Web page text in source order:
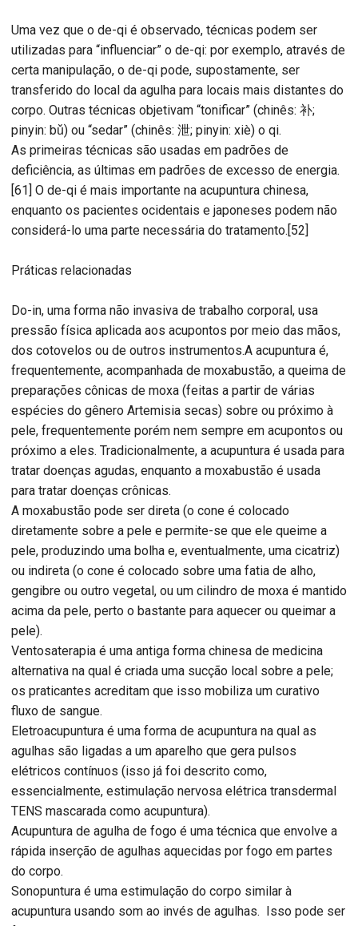
Uma vez que o de-qi é observado, técnicas podem ser
utilizadas para “influenciar” o de-qi: por exemplo, através de
certa manipulação, o de-qi pode, supostamente, ser
transferido do local da agulha para locais mais distantes do
corpo. Outras técnicas objetivam “tonificar” (chinês: 补;
pinyin: bǔ) ou “sedar” (chinês: 泄; pinyin: xiè) o qi.
As primeiras técnicas são usadas em padrões de
deficiência, as últimas em padrões de excesso de energia.
[61] O de-qi é mais importante na acupuntura chinesa,
enquanto os pacientes ocidentais e japoneses podem não
considerá-lo uma parte necessária do tratamento.[52]
Práticas relacionadas
Do-in, uma forma não invasiva de trabalho corporal, usa
pressão física aplicada aos acupontos por meio das mãos,
dos cotovelos ou de outros instrumentos.A acupuntura é,
frequentemente, acompanhada de moxabustão, a queima de
preparações cônicas de moxa (feitas a partir de várias
espécies do gênero Artemisia secas) sobre ou próximo à
pele, frequentemente porém nem sempre em acupontos ou
próximo a eles. Tradicionalmente, a acupuntura é usada para
tratar doenças agudas, enquanto a moxabustão é usada
para tratar doenças crônicas.
A moxabustão pode ser direta (o cone é colocado
diretamente sobre a pele e permite-se que ele queime a
pele, produzindo uma bolha e, eventualmente, uma cicatriz)
ou indireta (o cone é colocado sobre uma fatia de alho,
gengibre ou outro vegetal, ou um cilindro de moxa é mantido
acima da pele, perto o bastante para aquecer ou queimar a
pele).
Ventosaterapia é uma antiga forma chinesa de medicina
alternativa na qual é criada uma sucção local sobre a pele;
os praticantes acreditam que isso mobiliza um curativo
fluxo de sangue.
Eletroacupuntura é uma forma de acupuntura na qual as
agulhas são ligadas a um aparelho que gera pulsos
elétricos contínuos (isso já foi descrito como,
essencialmente, estimulação nervosa elétrica transdermal
TENS mascarada como acupuntura).
Acupuntura de agulha de fogo é uma técnica que envolve a
rápida inserção de agulhas aquecidas por fogo em partes
do corpo.
Sonopuntura é uma estimulação do corpo similar à
acupuntura usando som ao invés de agulhas. Isso pode ser